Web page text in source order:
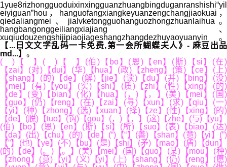
1yue8rizhongguoduixinxingguanzhuangbingduganranshishi“yil
eiyiguan”hou，hanguofangxiangkeyuanzengchangjiaokuai，
qiedaliangmei、jialvketongguohanguozhongzhuanlaihua。
hangbangonggeiliangxiajiang、
xuqiudouzengshijipiaojiageshangzhangdezhuyaoyuanyin。
【...日文文字乱码一卡免费,第一会所蝴蝶夫人》- 麻豆出品
md...】 。
( )【 】( )【 】(伯)【bo】(恩)【en】(斯)【si】(在)
【zai】(对)【dui】(华)【hua】(政)【zheng】(策)【ce】(上)
【shang】(的)【de】(解)【jie】(读)【du】(并)【bing】(没)
【mei】(有)【you】(实)【shi】(质)【zhi】(性)【xing】(的)
【de】(变)【bian】(化)【hua】(，)【，】(美)【mei】(国)
【guo】(仍)【reng】(在)【zai】(寻)【xun】(求)【qiu】(一)
【yi】(种)【zhong】(选)【xuan】(择)【ze】(性)【xing】(的)
【de】(脱)【tuo】(钩)【gou】(，)【，】(这)【zhe】(与)【yu】
(伯)【bo】(恩)【en】(斯)【si】(所)【suo】(表)【biao】(达)
【da】(出)【chu】(的)【de】(“)【“】(善)【shan】(意)【yi】(”)
【”】(也)【ye】(不)【bu】(是)【shi】(矛)【mao】(盾)【dun】
(的)【de】(。)【。】(美)【mei】(国)【guo】(某)【mou】(种)
【zhong】(意)【yi】(义)【yi】(上)【shang】(仍)【reng】(愿)